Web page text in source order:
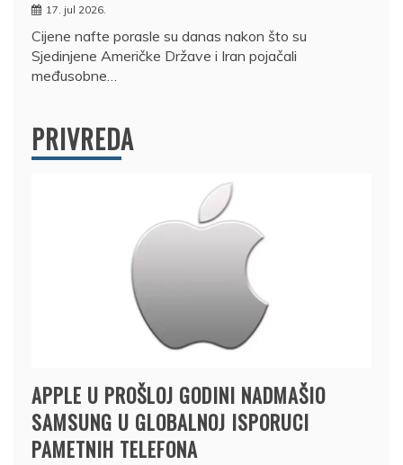
17. jul 2026.
Cijene nafte porasle su danas nakon što su
Sjedinjene Američke Države i Iran pojačali
međusobne…
PRIVREDA
APPLE U PROŠLOJ GODINI NADMAŠIO
SAMSUNG U GLOBALNOJ ISPORUCI
PAMETNIH TELEFONA